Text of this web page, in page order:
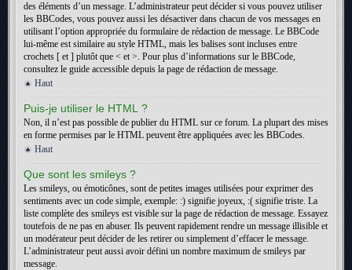
des éléments d’un message. L’administrateur peut décider si vous pouvez utiliser
les BBCodes, vous pouvez aussi les désactiver dans chacun de vos messages en
utilisant l’option appropriée du formulaire de rédaction de message. Le BBCode
lui-même est similaire au style HTML, mais les balises sont incluses entre
crochets [ et ] plutôt que < et >. Pour plus d’informations sur le BBCode,
consultez le guide accessible depuis la page de rédaction de message.
Haut
Puis-je utiliser le HTML ?
Non, il n’est pas possible de publier du HTML sur ce forum. La plupart des mises
en forme permises par le HTML peuvent être appliquées avec les BBCodes.
Haut
Que sont les smileys ?
Les smileys, ou émoticônes, sont de petites images utilisées pour exprimer des
sentiments avec un code simple, exemple: :) signifie joyeux, :( signifie triste. La
liste complète des smileys est visible sur la page de rédaction de message. Essayez
toutefois de ne pas en abuser. Ils peuvent rapidement rendre un message illisible et
un modérateur peut décider de les retirer ou simplement d’effacer le message.
L’administrateur peut aussi avoir défini un nombre maximum de smileys par
message.